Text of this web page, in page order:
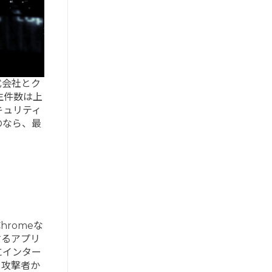
社とク
数は上
リティ
ら、最
な
アプリ
ンター
撃者か